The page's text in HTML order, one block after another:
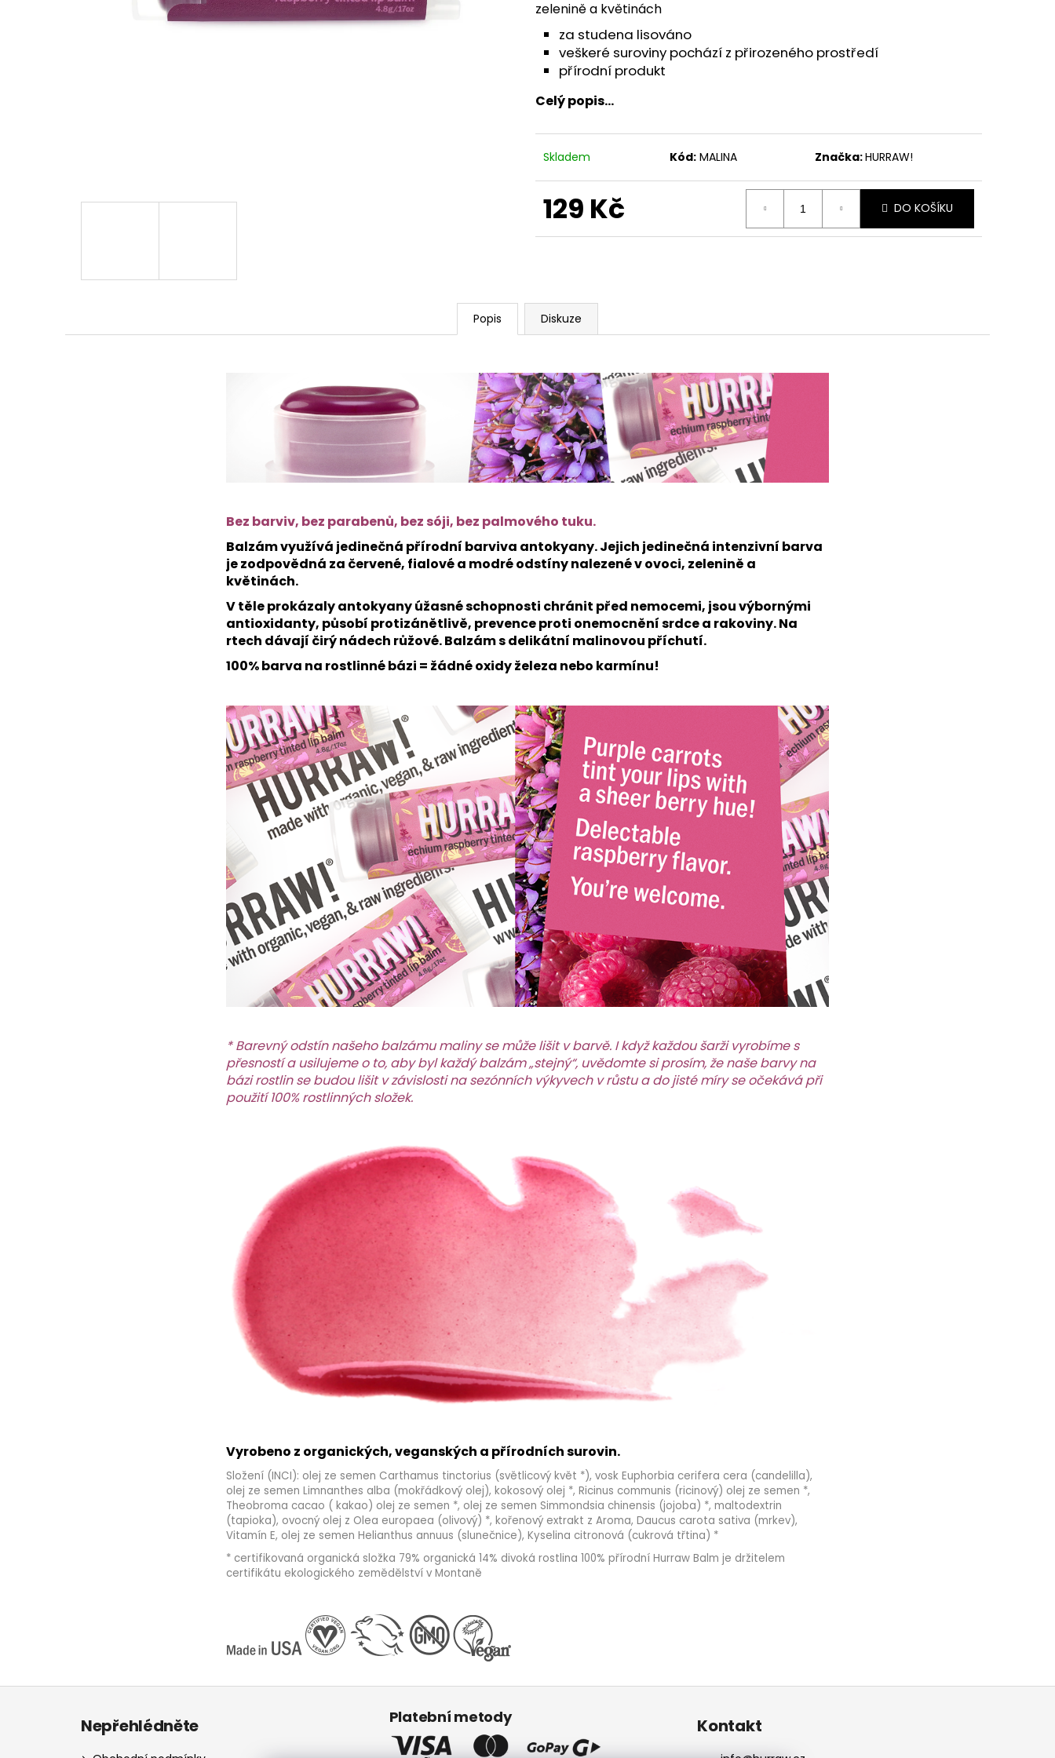
zelenině a květinách
za studena lisováno
veškeré suroviny pochází z přirozeného prostředí
přírodní produkt
Celý popis...
Skladem Kód: MALINA Značka:HURRAW!
129 Kč DO KOŠÍKU
Popis Diskuze
Bez barviv, bez parabenů, bez sóji, bez palmového tuku.
Balzám využívá jedinečná přírodní barviva antokyany. Jejich jedinečná intenzivní barva
je zodpovědná za červené, fialové a modré odstíny nalezené v ovoci, zelenině a
květinách.
V těle prokázaly antokyany úžasné schopnosti chránit před nemocemi, jsou výbornými
antioxidanty, působí protizánětlivě, prevence proti onemocnění srdce a rakoviny. Na
rtech dávají čirý nádech růžové. Balzám s delikátní malinovou příchutí.
100% barva na rostlinné bázi = žádné oxidy železa nebo karmínu!
* Barevný odstín našeho balzámu maliny se může lišit v barvě. I když každou šarži vyrobíme s
přesností a usilujeme o to, aby byl každý balzám „stejný“, uvědomte si prosím, že naše barvy na
bázi rostlin se budou lišit v závislosti na sezónních výkyvech v růstu a do jisté míry se očekává při
použití 100% rostlinných složek.
Vyrobeno z organických, veganských a přírodních surovin.
Složení (INCI): olej ze semen Carthamus tinctorius (světlicový květ *), vosk Euphorbia cerifera cera (candelilla),
olej ze semen Limnanthes alba (mokřádkový olej), kokosový olej *, Ricinus communis (ricinový) olej ze semen *,
Theobroma cacao ( kakao) olej ze semen *, olej ze semen Simmondsia chinensis (jojoba) *, maltodextrin
(tapioka), ovocný olej z Olea europaea (olivový) *, kořenový extrakt z Aroma, Daucus carota sativa (mrkev),
Vitamín E, olej ze semen Helianthus annuus (slunečnice), Kyselina citronová (cukrová třtina) *
* certifikovaná organická složka 79% organická 14% divoká rostlina 100% přírodní Hurraw Balm je držitelem
certifikátu ekologického zemědělství v Montaně
Z
Nepřehlédněte Platební metody Kontakt